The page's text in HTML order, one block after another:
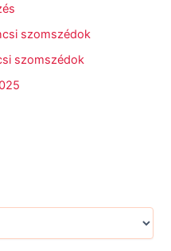
szomszédok
szomszédok